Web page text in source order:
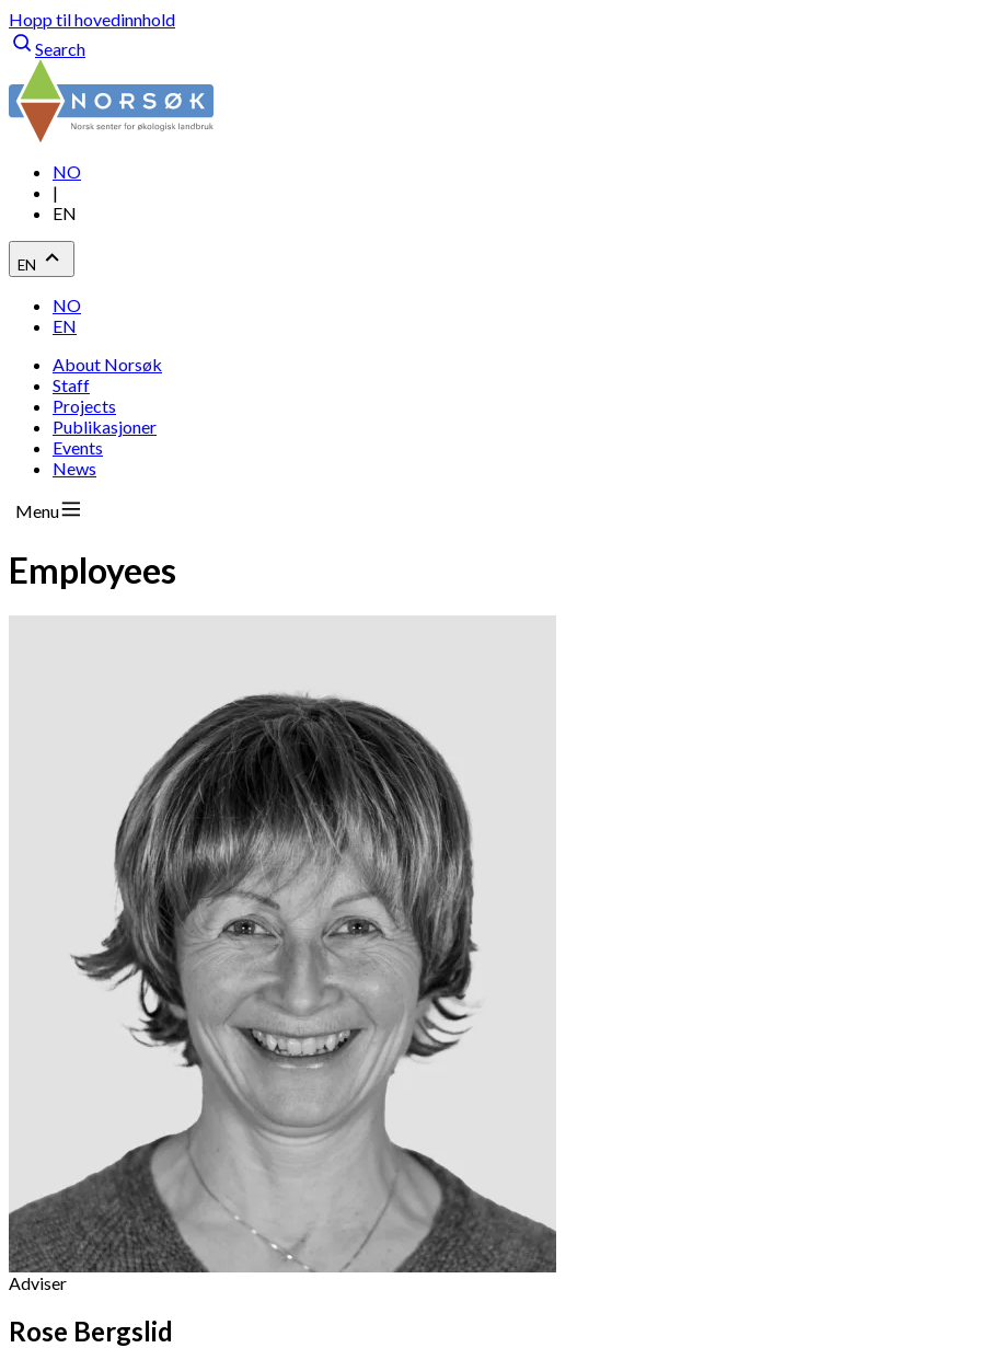
Hopp til hovedinnhold
Search
NO
|
EN
EN
NO
EN
About Norsøk
Staff
Projects
Publikasjoner
Events
News
Menu
Employees
Adviser
Rose Bergslid